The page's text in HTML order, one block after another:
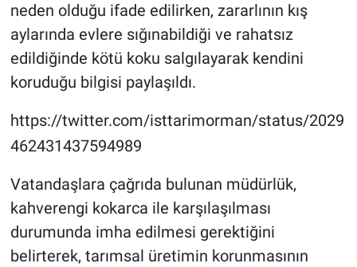
neden olduğu ifade edilirken, zararlının kış
aylarında evlere sığınabildiği ve rahatsız
edildiğinde kötü koku salgılayarak kendini
koruduğu bilgisi paylaşıldı.
https://twitter.com/isttarimorman/status/2029
462431437594989
Vatandaşlara çağrıda bulunan müdürlük,
kahverengi kokarca ile karşılaşılması
durumunda imha edilmesi gerektiğini
belirterek, tarımsal üretimin korunmasının